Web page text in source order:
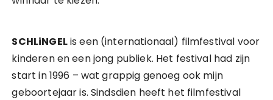
SCHLiNGELis een (internationaal) filmfestival voor
kinderen en een jong publiek. Het festival had zijn
start in 1996 – wat grappig genoeg ook mijn
geboortejaar is. Sindsdien heeft het filmfestival